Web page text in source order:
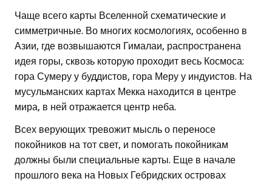
Чаще всего карты Вселенной схематические и
симметричные. Во многих космологиях, особенно в
Азии, где возвышаются Гималаи, распространена
идея горы, сквозь которую проходит весь Космоса:
гора Сумеру у буддистов, гора Меру у индуистов. На
мусульманских картах Мекка находится в центре
мира, в ней отражается центр неба.
Всех верующих тревожит мысль о переносе
покойников на тот свет, и помогать покойникам
должны были специальные карты. Еще в начале
прошлого века на Новых Гебридских островах